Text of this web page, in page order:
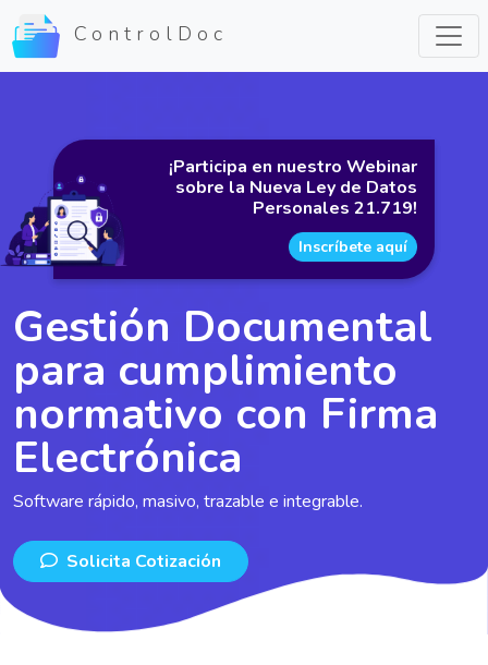
ControlDoc
Gestión Documental
para cumplimiento
normativo con Firma
Electrónica
Software rápido, masivo, trazable e integrable.
Solicita Cotización
¡Participa en nuestro Webinar
sobre la Nueva Ley de Datos
Personales 21.719!
Inscríbete aquí